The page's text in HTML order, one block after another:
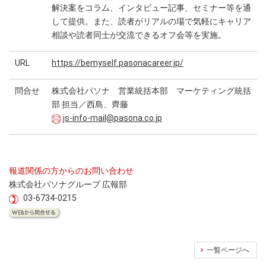
解決案をコラム、インタビュー記事、セミナー等を通
して提供。また、読者がリアルの場で気軽にキャリア
相談や読者同士が交流できるオフ会等を実施。
URL https://bemyself.pasonacareer.jp/
問合せ
株式会社パソナ 営業統括本部 マーケティング統括
部 担当／西島、齊藤
js-info-mail@pasona.co.jp
報道関係の方からのお問い合わせ
株式会社パソナグループ 広報部
03-6734-0215
一覧ページへ